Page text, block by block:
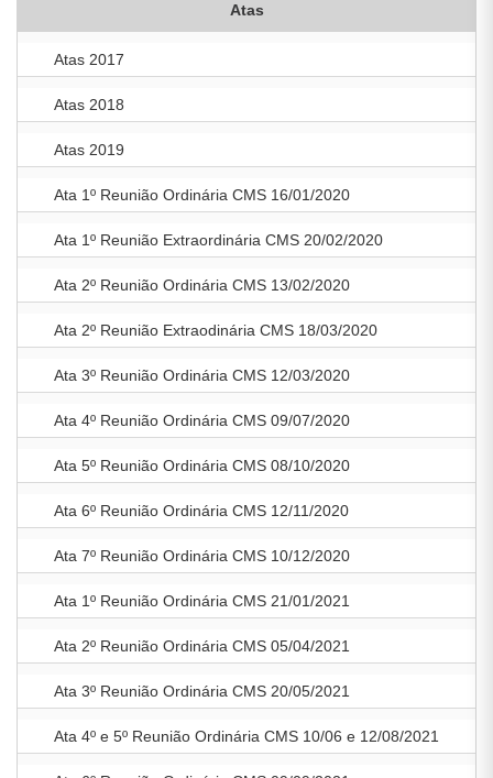
Atas
Atas 2017
Atas 2018
Atas 2019
Ata 1º Reunião Ordinária CMS 16/01/2020
Ata 1º Reunião Extraordinária CMS 20/02/2020
Ata 2º Reunião Ordinária CMS 13/02/2020
Ata 2º Reunião Extraodinária CMS 18/03/2020
Ata 3º Reunião Ordinária CMS 12/03/2020
Ata 4º Reunião Ordinária CMS 09/07/2020
Ata 5º Reunião Ordinária CMS 08/10/2020
Ata 6º Reunião Ordinária CMS 12/11/2020
Ata 7º Reunião Ordinária CMS 10/12/2020
Ata 1º Reunião Ordinária CMS 21/01/2021
Ata 2º Reunião Ordinária CMS 05/04/2021
Ata 3º Reunião Ordinária CMS 20/05/2021
Ata 4º e 5º Reunião Ordinária CMS 10/06 e 12/08/2021